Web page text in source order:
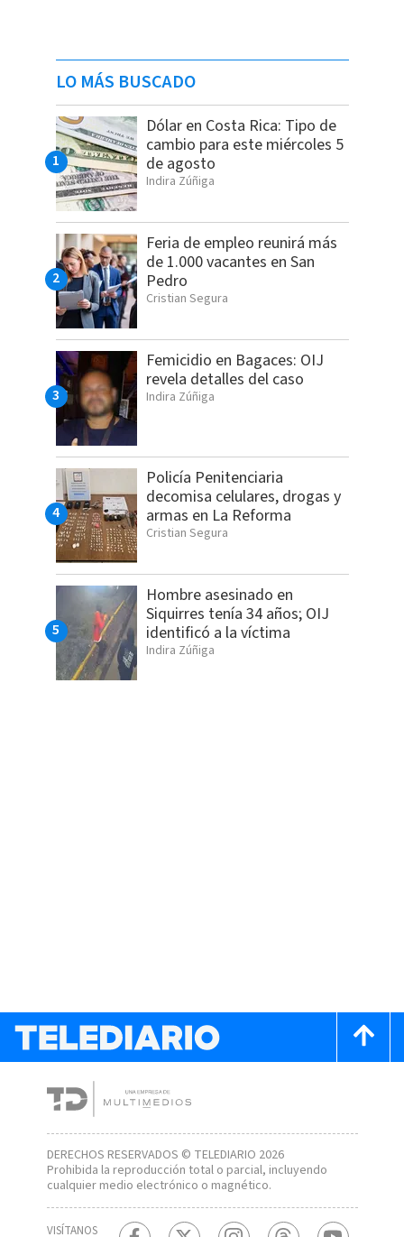
LO MÁS BUSCADO
Dólar en Costa Rica: Tipo de
cambio para este miércoles 5
de agosto
Indira Zúñiga
Feria de empleo reunirá más
de 1.000 vacantes en San
Pedro
Cristian Segura
Femicidio en Bagaces: OIJ
revela detalles del caso
Indira Zúñiga
Policía Penitenciaria
decomisa celulares, drogas y
armas en La Reforma
Cristian Segura
Hombre asesinado en
Siquirres tenía 34 años; OIJ
identificó a la víctima
Indira Zúñiga
DERECHOS RESERVADOS © TELEDIARIO 2026
Prohibida la reproducción total o parcial, incluyendo
cualquier medio electrónico o magnético.
VISÍTANOS